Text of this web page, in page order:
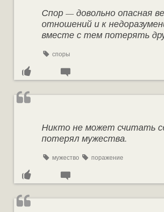
Спор — довольно опасная
отношений и к
вместе с тем потерять
споры
Никто не может считать
потерял мужества.
мужество поражение